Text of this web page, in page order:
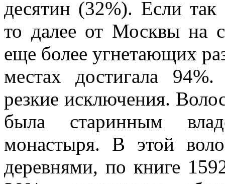
десятин (32%). Если
то далее от Москвы на
еще более угнетающих
местах достигала
резкие исключения.
была старинным
монастыря. В этой
деревнями, по книге